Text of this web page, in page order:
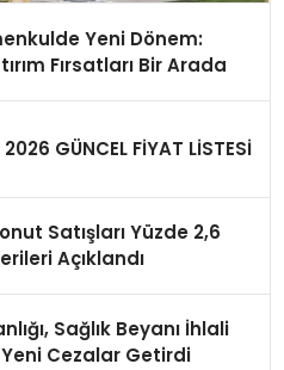
Yeni Dönem:
Fırsatları Bir Arada
2026 GÜNCEL FİYAT LİSTESİ
Satışları Yüzde 2,6
Açıklandı
Sağlık Beyanı İhlali
Cezalar Getirdi